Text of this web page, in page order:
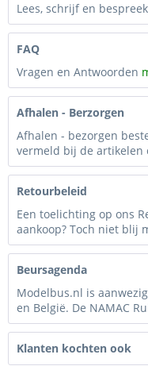
Lees, schrijf en
FAQ
Vragen en Antwoorden
Afhalen - Berzorgen
Afhalen - bezorgen
vermeld bij de artikelen
Retourbeleid
Een toelichting op ons
aankoop? Toch niet blij
Beursagenda
Modelbus.nl is
en België. De NAMAC
Klanten kochten ook